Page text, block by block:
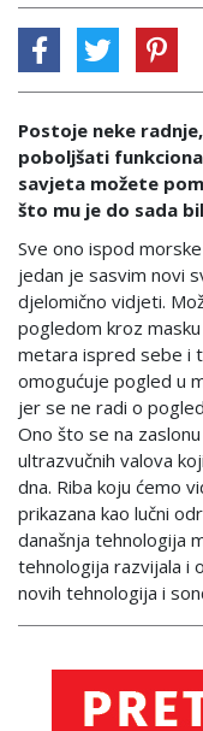
Postoje neke
poboljšati
savjeta možete
što mu je do sada
Sve ono ispod
jedan je sasvim novi
djelomično vidjeti.
pogledom kroz
metara ispred sebe i
omogućuje pogled u
jer se ne radi o
Ono što se na
ultrazvučnih valova
dna. Riba koju ćemo
prikazana kao lučni
današnja tehnologija
tehnologija razvijala i
novih tehnologija i